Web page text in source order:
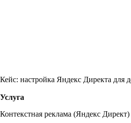
Кейс: настройка Яндекс Директа для
Услуга
Контекстная реклама (Яндекс Директ)